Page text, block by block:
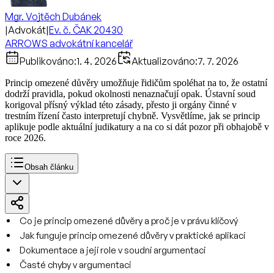
Mgr. Vojtěch Dubánek
|Advokát|Ev. č. ČAK 20430
ARROWS advokátní kancelář
Publikováno:1. 4. 2026 Aktualizováno:7. 7. 2026
Princip omezené důvěry umožňuje řidičům spoléhat na to, že ostatní
dodrží pravidla, pokud okolnosti nenaznačují opak. Ústavní soud
korigoval přísný výklad této zásady, přesto ji orgány činné v
trestním řízení často interpretují chybně. Vysvětlíme, jak se princip
aplikuje podle aktuální judikatury a na co si dát pozor při obhajobě v
roce 2026.
Obsah článku
Co je princip omezené důvěry a proč je v právu klíčový
Jak funguje princip omezené důvěry v praktické aplikaci
Dokumentace a její role v soudní argumentaci
Časté chyby v argumentaci